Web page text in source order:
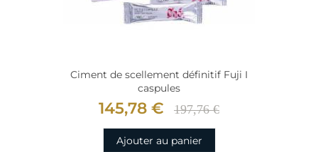
Ciment de scellement définitif Fuji I
caspules
145,78 € 197,76 €
Ajouter au panier